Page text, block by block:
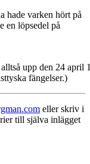
hade varken hört på
en löpsedel på
upp den 24
fängelser.)
eller skriv i
till själva inlägget